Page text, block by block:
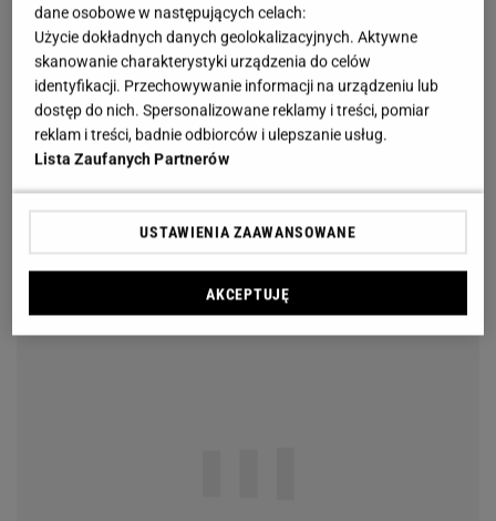
dane osobowe w następujących celach:
Użycie dokładnych danych geolokalizacyjnych. Aktywne
skanowanie charakterystyki urządzenia do celów
identyfikacji. Przechowywanie informacji na urządzeniu lub
dostęp do nich. Spersonalizowane reklamy i treści, pomiar
reklam i treści, badnie odbiorców i ulepszanie usług.
Lista Zaufanych Partnerów
USTAWIENIA ZAAWANSOWANE
AKCEPTUJĘ